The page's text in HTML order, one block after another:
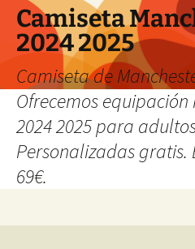
Camiseta
2024 2025
Camiseta de
Ofrecemos
2024 2025 para
Personalizadas gratis.
69€.